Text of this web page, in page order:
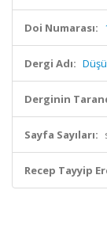
Doi Numarası:
Dergi Adı:
Derginin
Sayfa Sayıları:
Recep Tayyip